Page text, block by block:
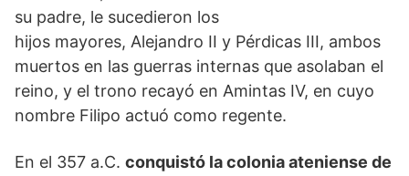
su padre, le sucedieron los
hijos mayores, Alejandro II y Pérdicas III, ambos
muertos en las guerras internas que asolaban el
reino, y el trono recayó en Amintas IV, en cuyo
nombre Filipo actuó como regente.
En el 357 a.C. conquistó la colonia ateniense de